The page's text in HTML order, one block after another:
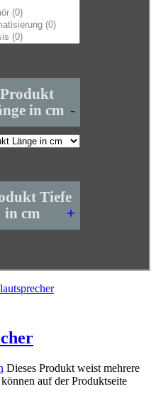
Produkt
in cm -
Tiefe
in cm
+
Dieses Produkt weist mehrere
auf der Produktseite